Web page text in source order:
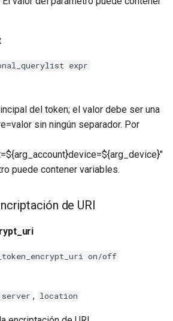
expr
del token; el valor debe ser una
sin ningún separador. Por
puede contener variables.
de URI
on/off
server , location